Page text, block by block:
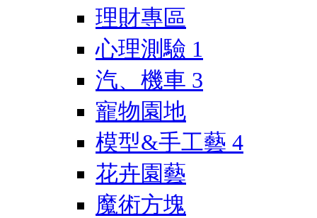
理財專區
心理測驗 1
汽、機車 3
寵物園地
模型&手工藝 4
花卉園藝
魔術方塊